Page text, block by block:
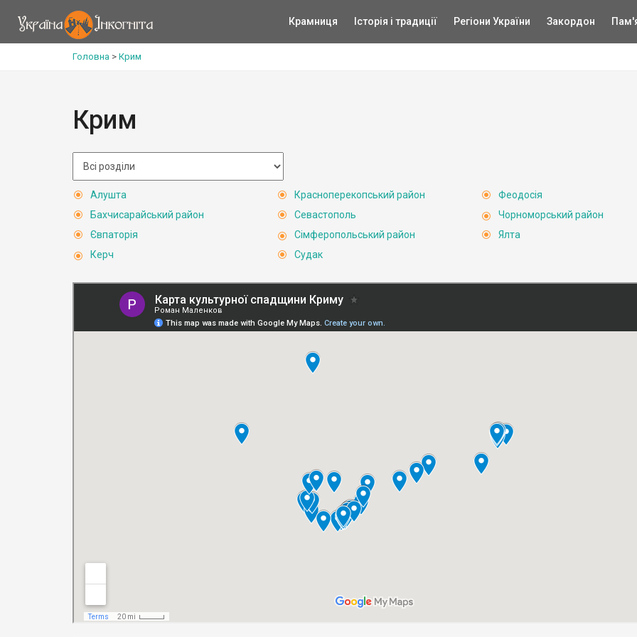
Крамниця Історія і традиції Регіони України Закордон
Головна > Крим
Крим
Алушта
Бахчисарайський район
Євпаторія
Керч
Красноперекопський район
Севастополь
Сімферопольський район
Судак
Феодосія
Чорноморський район
Ялта